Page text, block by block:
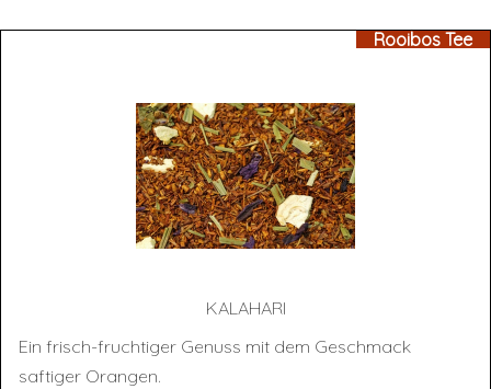
Rooibos Tee
KALA­HA­RI
Ein frisch-fruchtiger Genuss mit dem Geschmack
saftiger Orangen.